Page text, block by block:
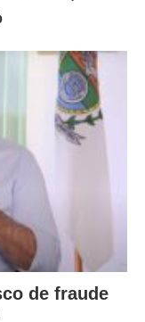
de fraude